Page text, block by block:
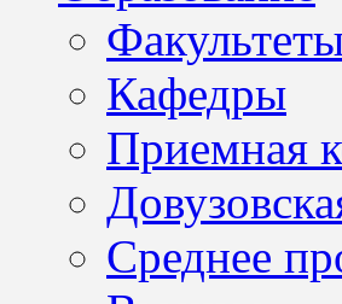
Кафедры
Приемная
Среднее